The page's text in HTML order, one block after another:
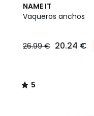
NAME IT
Vaqueros anchos
26.99 € 20.24 €
5
/
5
/